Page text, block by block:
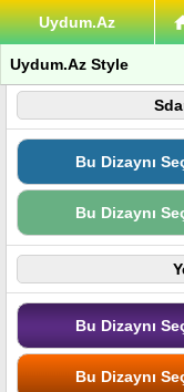
Uydum.Az
Uydum.Az Style
Bu Dizaynı
Bu Dizaynı
Bu Dizaynı
Bu Dizaynı